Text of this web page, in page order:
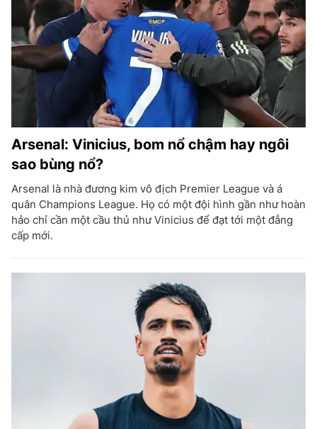
Arsenal: Vinicius, bom nổ chậm hay ngôi
sao bùng nổ?
Arsenal là nhà đương kim vô địch Premier League và á
quân Champions League. Họ có một đội hình gần như hoàn
hảo chỉ cần một cầu thủ như Vinicius để đạt tới một đẳng
cấp mới.